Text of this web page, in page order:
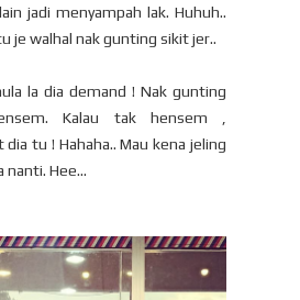
jadi menyampah lak. Huhuh..
je walhal nak gunting sikit jer..
la dia demand ! Nak gunting
Kalau tak hensem ,
tu ! Hahaha.. Mau kena jeling
nanti. Hee...